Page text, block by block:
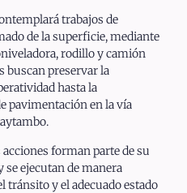
trabajos de
de la superficie, mediante
rodillo y camión
buscan preservar la
hasta la
pavimentación en la vía
forman parte de su
ejecutan de manera
tránsito y el adecuado estado